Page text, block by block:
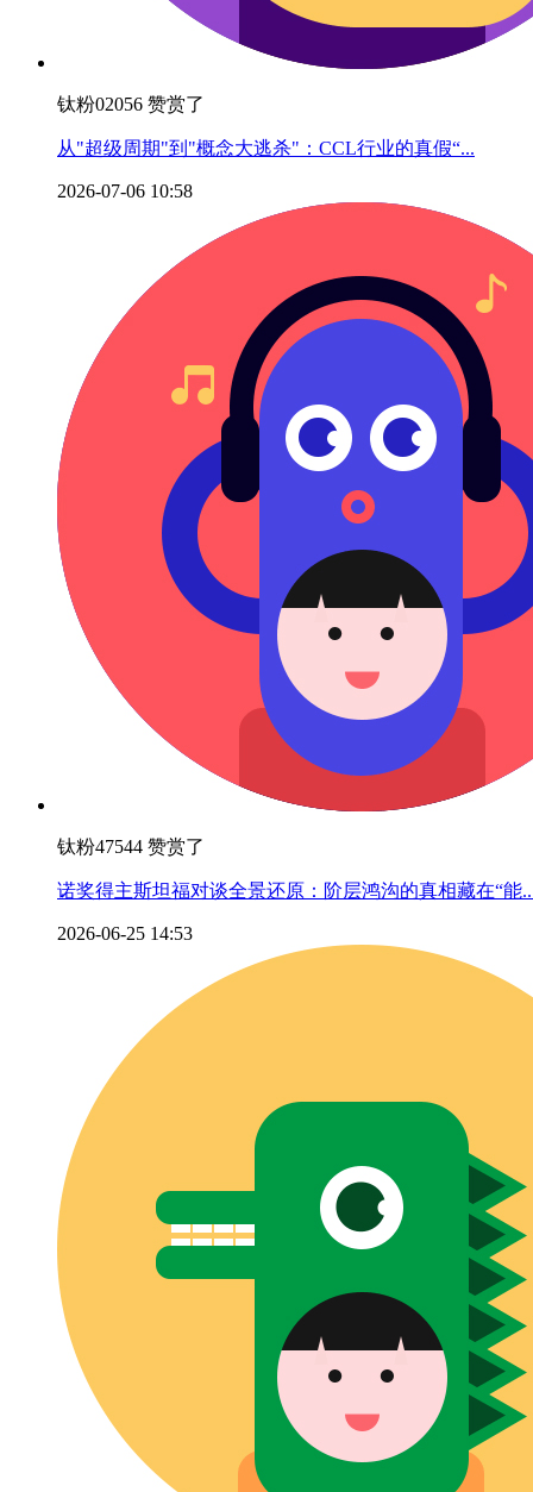
钛粉02056 赞赏了
从"超级周期"到"概念大逃杀"：CCL行业的真假“...
2026-07-06 10:58
钛粉47544 赞赏了
诺奖得主斯坦福对谈全景还原：阶层鸿沟的真相藏在“能
2026-06-25 14:53